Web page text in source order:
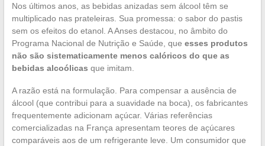
Nos últimos anos, as bebidas anizadas sem álcool têm se
multiplicado nas prateleiras. Sua promessa: o sabor do pastis
sem os efeitos do etanol. A Anses destacou, no âmbito do
Programa Nacional de Nutrição e Saúde, que esses produtos
não são sistematicamente menos calóricos do que as
bebidas alcoólicas que imitam.
A razão está na formulação. Para compensar a ausência de
álcool (que contribui para a suavidade na boca), os fabricantes
frequentemente adicionam açúcar. Várias referências
comercializadas na França apresentam teores de açúcares
comparáveis aos de um refrigerante leve. Um consumidor que